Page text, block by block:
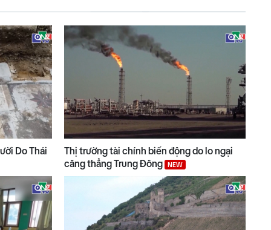
Do Thái
Thị trường tài chính biến động do lo ngại
căng thẳng Trung Đông
NEW